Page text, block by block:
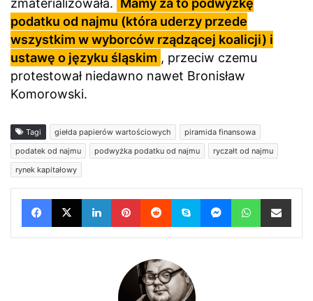
zmaterializowała.
Mamy za to podwyżkę
podatku od najmu (która uderzy przede
wszystkim w wyborców rządzącej koalicji) i
ustawę o języku śląskim , przeciw czemu
protestował niedawno nawet Bronisław
Komorowski.
Tagi giełda papierów wartościowych
piramida finansowa
podatek od najmu
podwyżka podatku od najmu
ryczałt od najmu
rynek kapitałowy
Facebook
X LinkedInPinterestRedditSkypeMessenger
WhatsApp
Wyślij e-mail